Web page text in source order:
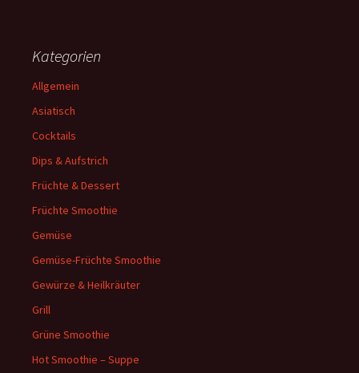
Kategorien
Allgemein
Asiatisch
Cocktails
Dips & Aufstrich
Früchte & Dessert
Früchte Smoothie
Gemüse
Gemüse-Früchte Smoothie
Gewürze & Heilkräuter
Grill
Grüne Smoothie
Hot Smoothie – Suppe